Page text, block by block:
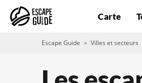
Carte
Escape Guide Villes et secteurs